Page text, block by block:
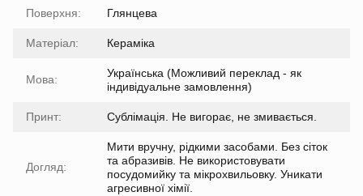
Поверхня: Глянцева
Матеріал: Кераміка
Мова:
Українська (Можливий переклад - як
індивідуальне замовлення)
Принт: Сублімація. Не вигорає, не змивається.
Догляд:
Мити вручну, рідкими засобами. Без сіток
та абразивів. Не використовувати
посудомийку та мікрохвильовку. Уникати
агресивної хімії.